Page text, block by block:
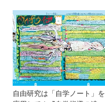
自由研究は「自学ノート」を